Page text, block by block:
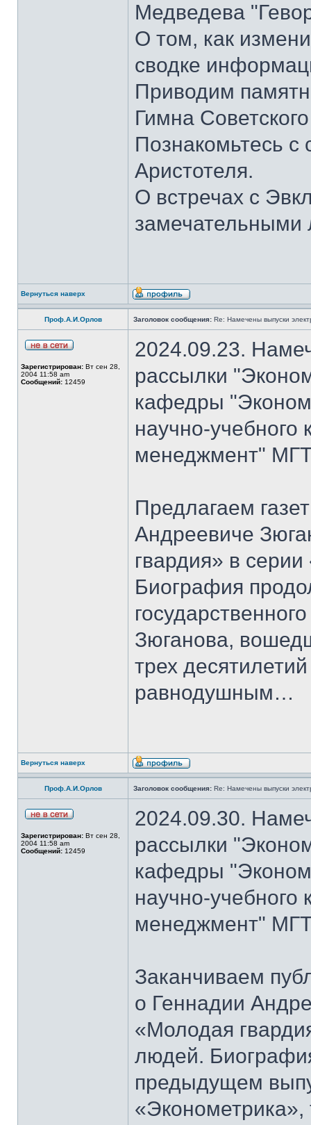
Медведева
О том, как
сводке
Приводим
Гимна
Познакомьтесь
Аристотеля.
О встречах с
Вернуться наверх
Проф.А.И.Орлов Заголовок сообщения: Re: Намечены выпуски
Зарегистрирован: Вт сен 28,
2004 11:58 am
Сообщений: 12459
2024.09.23.
рассылки
кафедры
научно-
менеджмент"
Предлагаем
Андреевиче
гвардия» в
Биография
Зюганова,
трех
равнодушным…
Вернуться наверх
Проф.А.И.Орлов Заголовок сообщения: Re: Намечены выпуски
Зарегистрирован: Вт сен 28,
2004 11:58 am
Сообщений: 12459
2024.09.30.
рассылки
кафедры
научно-
менеджмент"
Заканчиваем
о Геннадии
«Молодая
людей.
предыдущем
«Эконометрика»,